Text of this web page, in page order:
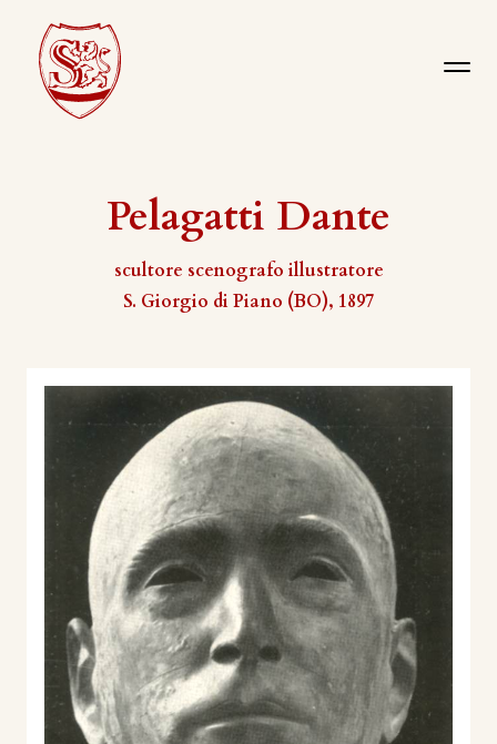
Pelagatti Dante
scultore scenografo illustratore
S. Giorgio di Piano (BO), 1897